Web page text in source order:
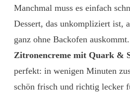
Manchmal muss es einfach
Dessert, das unkompliziert ist,
ganz ohne Backofen
Zitronencreme mit Quark &
perfekt: in wenigen Minuten
schön frisch und richtig lecker